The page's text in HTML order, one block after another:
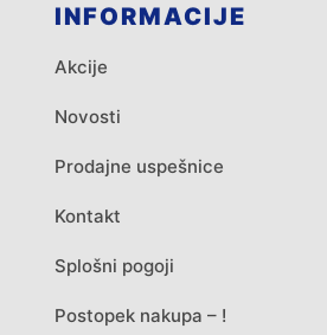
INFORMACIJE
Akcije
Novosti
Prodajne uspešnice
Kontakt
Splošni pogoji
Postopek nakupa – !